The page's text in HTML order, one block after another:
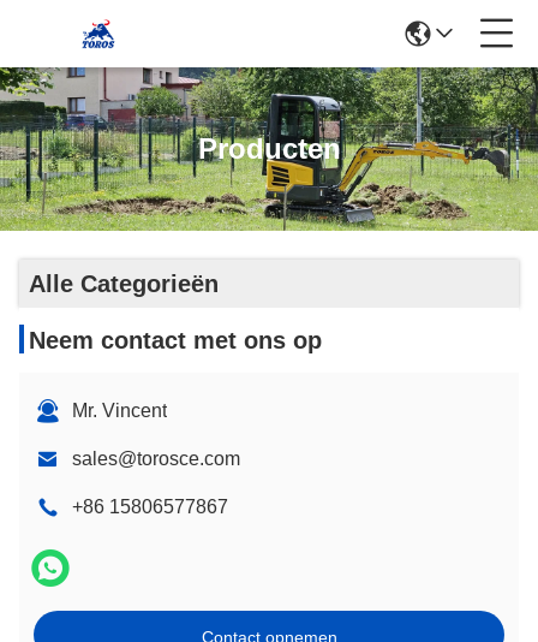
Producten
Alle Categorieën
Neem contact met ons op
Mr. Vincent
sales@torosce.com
+86 15806577867
Contact opnemen